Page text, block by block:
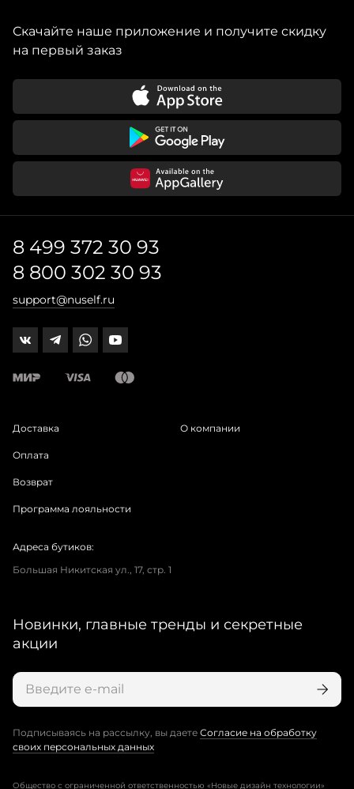
Скачайте наше приложение и получите скидку
на первый заказ
8 499 372 30 93
8 800 302 30 93
support@nuself.ru
Доставка
Оплата
Возврат
Программа лояльности
О компании
Адреса бутиков:
Большая Никитская ул., 17, стр. 1
Новинки, главные тренды и секретные
акции
Подписываясь на рассылку, вы даете Согласие на обработку
своих персональных данных
Общество с ограниченной ответственностью «Новые дизайн технологии»